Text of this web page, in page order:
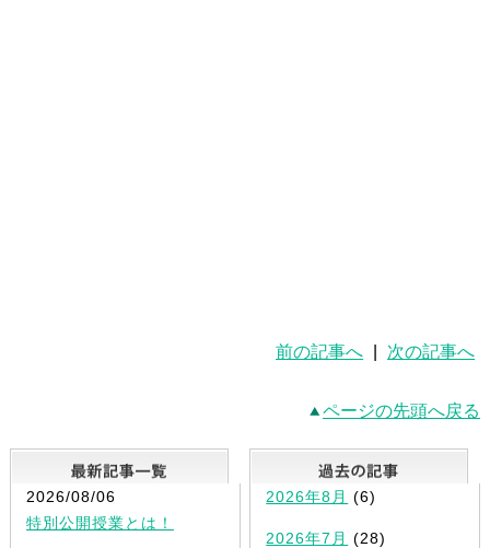
前の記事へ 次の記事へ
ページの先頭へ戻る
最新記事一覧
2026/08/06
特別公開授業とは！
2026年8月 (6)
2026年7月 (28)